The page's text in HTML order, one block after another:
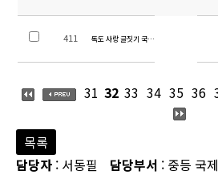
411 독도 사랑 글짓기 국제대회 안내
31 32 33 34 35 36
목록
담당자 : 서동필 담당부서 : 중등 국